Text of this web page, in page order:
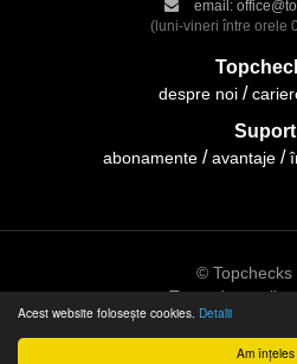
Am înțeles
Acest website folosește cookies. Detalii
email:
(luni-vineri între orele
despre noi
Suport
abonamente avantaje
© Topchecks
Toate drepturile
hartă site
termeni și condiții